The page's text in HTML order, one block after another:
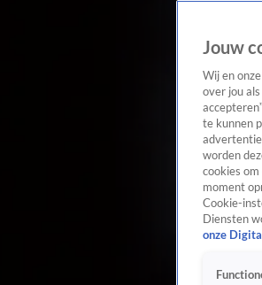
Jouw
Wij en onze
over jou
te kunnen
worden
cookies
moment
Cookie-
Diensten
onze